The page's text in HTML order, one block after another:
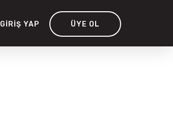
GIRIŞ YAP ÜYE OL